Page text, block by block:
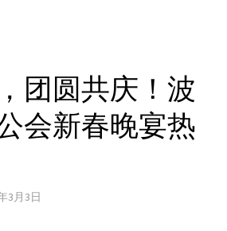
团圆共庆！波
会新春晚宴热
3月3日